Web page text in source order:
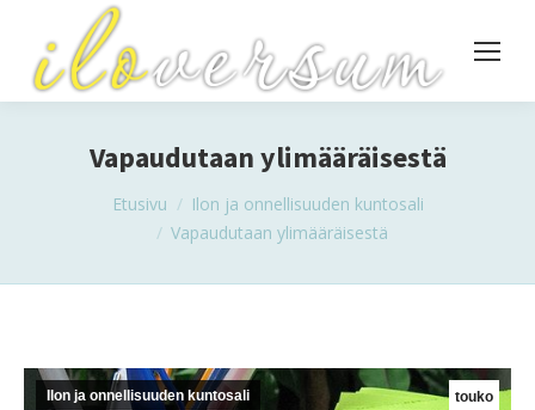
Vapaudutaan ylimääräisestä
You are here:
Etusivu
Ilon ja onnellisuuden kuntosali
Vapaudutaan ylimääräisestä
touko
Ilon ja onnellisuuden kuntosali